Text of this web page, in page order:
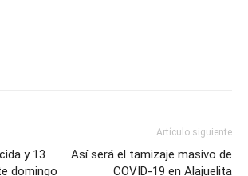
y 13
domingo
Artículo siguiente
Así será el tamizaje masivo de
COVID-19 en Alajuelita